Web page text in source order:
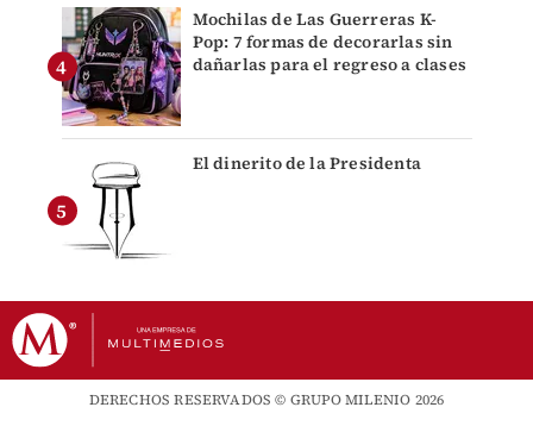
Mochilas de Las Guerreras K-
Pop: 7 formas de decorarlas sin
dañarlas para el regreso a clases
El dinerito de la Presidenta
DERECHOS RESERVADOS © GRUPO MILENIO 2026